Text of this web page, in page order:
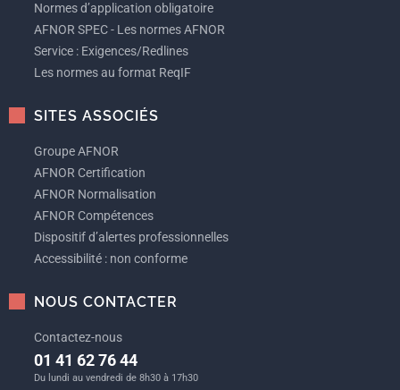
Normes d’application obligatoire
AFNOR SPEC - Les normes AFNOR
Service : Exigences/Redlines
Les normes au format ReqIF
SITES ASSOCIÉS
Groupe AFNOR
AFNOR Certification
AFNOR Normalisation
AFNOR Compétences
Dispositif d’alertes professionnelles
Accessibilité : non conforme
NOUS CONTACTER
Contactez-nous
01 41 62 76 44
Du lundi au vendredi de 8h30 à 17h30